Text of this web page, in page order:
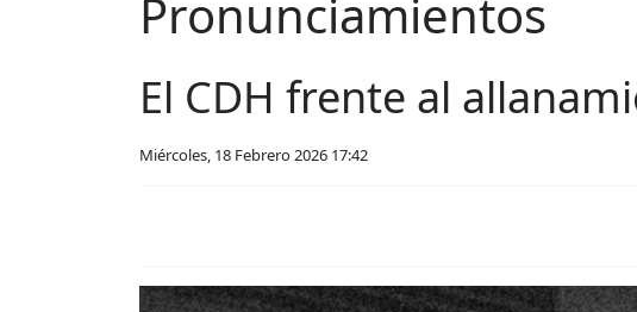
Pronunciamientos
El CDH frente al
Miércoles, 18 Febrero 2026 17:42